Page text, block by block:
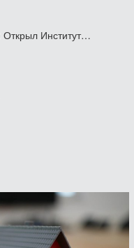
Открыл Институт…